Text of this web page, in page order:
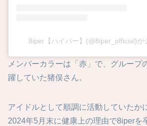
8iper【ハイパー】(@8iper_official)が
メンバーカラーは「赤」で、グループ
躍していた猪俣さん。
アイドルとして順調に活動していたか
2024年5月末に健康上の理由で8iperを